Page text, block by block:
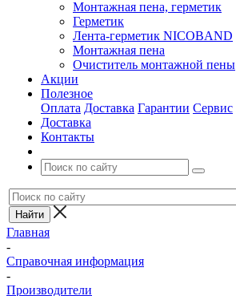
Монтажная пена, герметик
Герметик
Лента-герметик NICOBAND
Монтажная пена
Очиститель монтажной пены
Акции
Полезное
Оплата Доставка Гарантии Сервис
Доставка
Контакты
Главная
-
Справочная информация
-
Производители